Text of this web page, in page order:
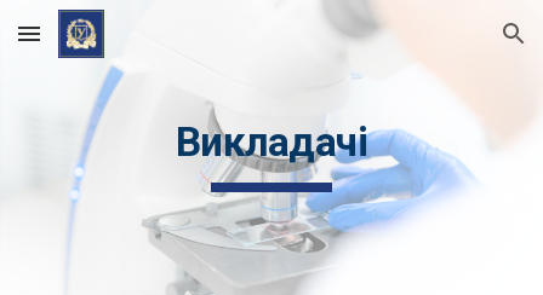
Skip to main content Skip to navigation
Викладачі